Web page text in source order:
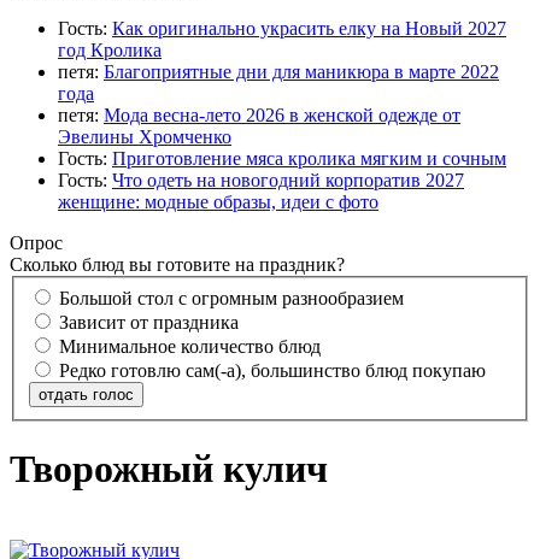
Гость: Как оригинально украсить елку на Новый 2027
год Кролика
петя: Благоприятные дни для маникюра в марте 2022
года
петя: Мода весна-лето 2026 в женской одежде от
Эвелины Хромченко
Гость: Приготовление мяса кролика мягким и сочным
Гость: Что одеть на новогодний корпоратив 2027
женщине: модные образы, идеи с фото
Опрос
Сколько блюд вы готовите на праздник?
Большой стол с огромным разнообразием
Зависит от праздника
Минимальное количество блюд
Редко готовлю сам(-а), большинство блюд покупаю
отдать голос
Творожный кулич